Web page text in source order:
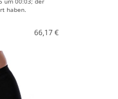
haben.
66,17 €